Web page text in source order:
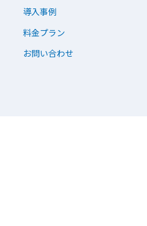
導入事例
料金プラン
お問い合わせ